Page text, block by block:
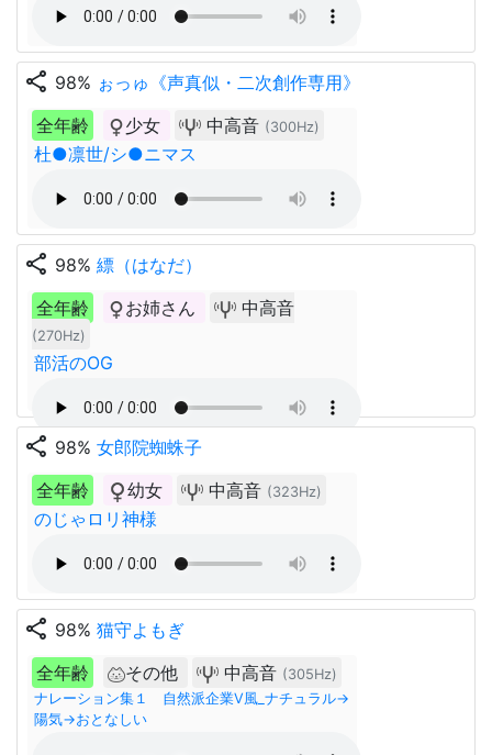
share 98% ぉっゅ《声真似・二次創作専用》
全年齢
少女 中高音 (300Hz)
杜●凛世/シ●ニマス
share 98% 縹（はなだ）
全年齢
お姉さん 中高音
(270Hz)
部活のOG
share 98% 女郎院蜘蛛子
全年齢
幼女 中高音 (323Hz)
のじゃロリ神様
share 98% 猫守よもぎ
全年齢
その他 中高音 (305Hz)
ナレーション集１ 自然派企業V風_ナチュラル→
陽気→おとなしい